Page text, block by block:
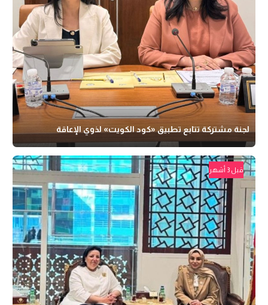
لجنة مشتركة تتابع تطبيق «كود الكويت» لذوي الإعاقة
قبل 3 أشهر